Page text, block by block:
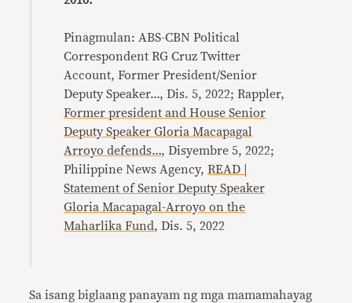
Pinagmulan: ABS-CBN Political
Correspondent RG Cruz Twitter
Account, Former President/Senior
Deputy Speaker…, Dis. 5, 2022; Rappler,
Former president and House Senior
Deputy Speaker Gloria Macapagal
Arroyo defends…, Disyembre 5, 2022;
Philippine News Agency,READ |
Statement of Senior Deputy Speaker
Gloria Macapagal-Arroyo on the
Maharlika Fund, Dis. 5, 2022
Sa isang biglaang panayam ng mga mamamahayag